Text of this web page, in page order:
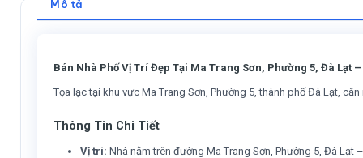
Mô tả
Bán Nhà Phố Vị Trí Đẹp Tại Ma Trang Sơn, Phường 5, Đà Lạt
Tọa lạc tại khu vực Ma Trang Sơn, Phường 5, thành phố Đà Lạt,
Thông Tin Chi Tiết
Vị trí: Nhà nằm trên đường Ma Trang Sơn, Phường 5, Đà